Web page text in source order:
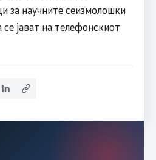
за научните сеизмолошки
јават на телефонскиот